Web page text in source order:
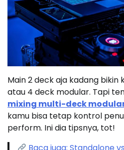
Main 2 deck aja kadang bikin
atau 4 deck modular. Tapi
mixing multi-deck
kamu bisa tetap kontrol
perform. Ini dia tipsnya, tot!